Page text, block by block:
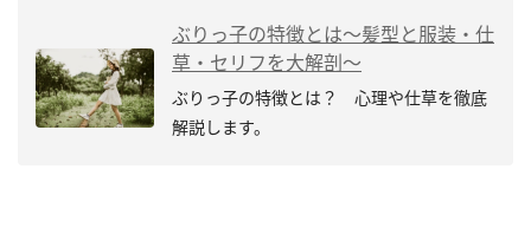
ぶりっ子の特徴とは～髪型と服装・仕
草・セリフを大解剖～
ぶりっ子の特徴とは？ 心理や仕草を徹底
解説します。